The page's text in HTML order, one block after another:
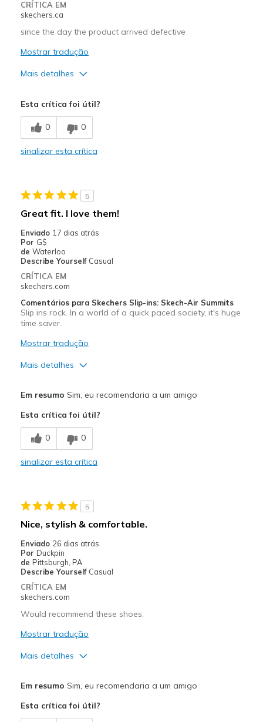
CRÍTICA EM
skechers.ca
since the day the product arrived defective
Mostrar tradução
Mais detalhes
Contras
Poor Quality
Casual Wear
Sizing
Feels half size too small
Esta crítica foi útil?
0 0
sinalizar esta crítica
5
Great fit. I love them!
Enviado 17 dias atrás
Por G$
de Waterloo
Describe Yourself Casual
CRÍTICA EM
skechers.com
Comentários para Skechers Slip-ins: Skech-Air Summits
Slip ins rock. In a world of a quick paced society, it's huge
time saver.
Mostrar tradução
Mais detalhes
Melhores utilizações
Casual Wear
Going Out
Sizing
Feels true to size
View On Shoes
Shoes are for Wearing
Em resumo Sim, eu recomendaria a um amigo
Esta crítica foi útil?
0 0
sinalizar esta crítica
5
Nice, stylish & comfortable.
Enviado 26 dias atrás
Por Duckpin
de Pittsburgh, PA
Describe Yourself Casual
CRÍTICA EM
skechers.com
Would recommend these shoes.
Mostrar tradução
Mais detalhes
Comfortable
Em resumo Sim, eu recomendaria a um amigo
Esta crítica foi útil?